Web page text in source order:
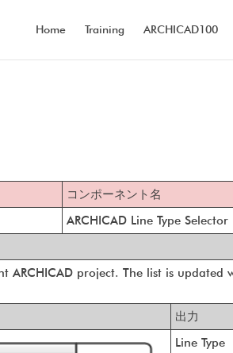
Home Training ARCHICAD100
コンポーネント名
ARCHICAD Line Type Selector
ARCHICAD project. The list is
出力
Line Type